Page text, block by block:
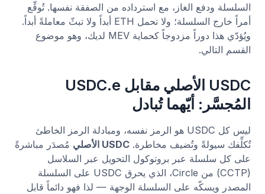
السلسلة ودفع الغاز، مع استرداده من الصفقة نفسها. تُوقِّع
أمراً خارج السلسلة؛ ولا تحمل ETH أبداً ولا تبثّ معاملةً أبداً.
ويُؤدّي هذا دوراً مزدوجاً كحماية MEV لديك، وهو موضوع
القسم التالي.
USDC الأصلي مقابل USDC.e
المُجسَّر: أيّهما تُبادل
ليس كل USDC هو الرمز نفسه، ومبادلة الرمز الخاطئ
تُكلِّفك سيولةً وتُضيف مخاطرة. USDC الأصلي
مُصدَر مباشرةً
على كل سلسلة عبر بروتوكول التحويل عبر السلاسل
(CCTP) من Circle، الذي يحرق USDC على السلسلة
المصدر ويسكّه على السلسلة الوجهة — لذا فهو دائماً قابل